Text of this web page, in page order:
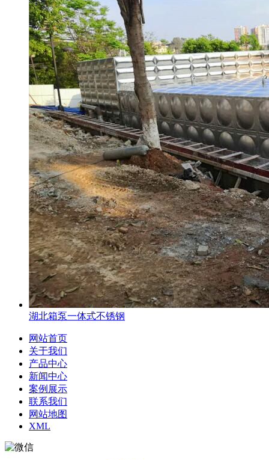
湖北箱泵一体式不锈钢
网站首页
关于我们
产品中心
新闻中心
案例展示
联系我们
网站地图
XML